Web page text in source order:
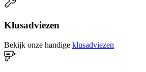
Klusadviezen
Bekijk onze handige klusadviezen